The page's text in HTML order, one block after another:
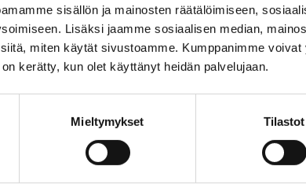
sisällön ja mainosten räätälöimiseen,
Lisäksi jaamme sosiaalisen median,
miten käytät sivustoamme. Kumppanimme
kerätty, kun olet käyttänyt heidän palvelujaan.
Mieltymykset Tilastot
ma-pe kello 9.30-14.30 vain OSL-
sisältyy 13,5 % ALV.
OSL-